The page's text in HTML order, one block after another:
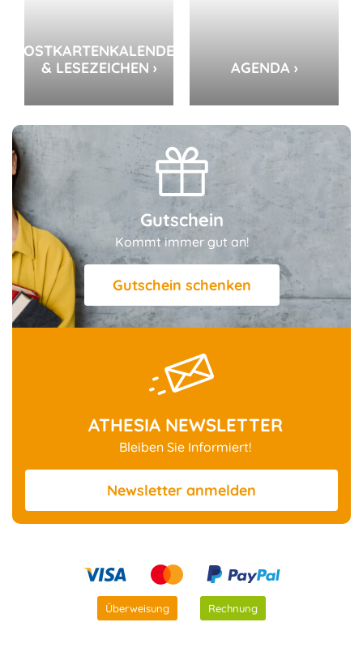
POSTKARTENKALENDER
& LESEZEICHEN ›
AGENDA ›
Gutschein
Kommt immer gut an!
Gutschein schenken
ATHESIA NEWSLETTER
Bleiben Sie Informiert!
Newsletter anmelden
Überweisung Rechnung